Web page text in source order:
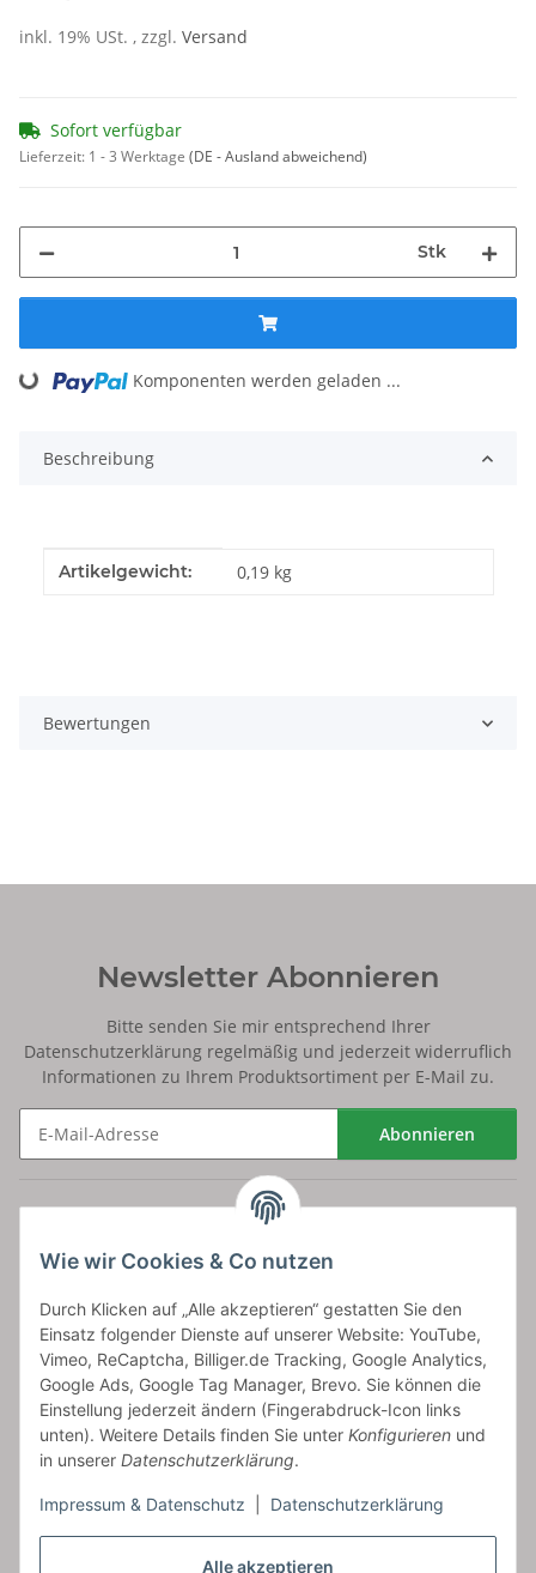
Alle akzeptieren
Wie wir Cookies & Co nutzen
Durch Klicken auf „Alle akzeptieren“ gestatten Sie den
Einsatz folgender Dienste auf unserer Website: YouTube,
Vimeo, ReCaptcha, Billiger.de Tracking, Google Analytics,
Google Ads, Google Tag Manager, Brevo. Sie können die
Einstellung jederzeit ändern (Fingerabdruck-Icon links
unten). Weitere Details finden Sie unter Konfigurieren und
in unserer Datenschutzerklärung.
Impressum & Datenschutz Datenschutzerklärung
inkl. 19% USt. , zzgl. Versand
Sofort verfügbar
Lieferzeit: 1 - 3 Werktage (DE - Ausland abweichend)
Stk
Loading... Komponenten werden geladen ...
Beschreibung
Produkteigenschaft
Wert
Artikelgewicht: 0,19 kg
Bewertungen
Newsletter Abonnieren
Bitte senden Sie mir entsprechend Ihrer
Datenschutzerklärung regelmäßig und jederzeit widerruflich
Informationen zu Ihrem Produktsortiment per E-Mail zu.
Abonnieren
Artikelinformationen
Frieslandstr. 44 | 26446 Reepsholt
Fon 04468-9479855-0 | Fax -9